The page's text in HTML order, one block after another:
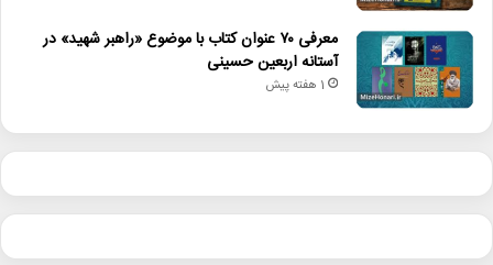
معرفی ۷۰ عنوان کتاب با موضوع «راهبر شهید» در
آستانه اربعین حسینی
1 هفته پیش